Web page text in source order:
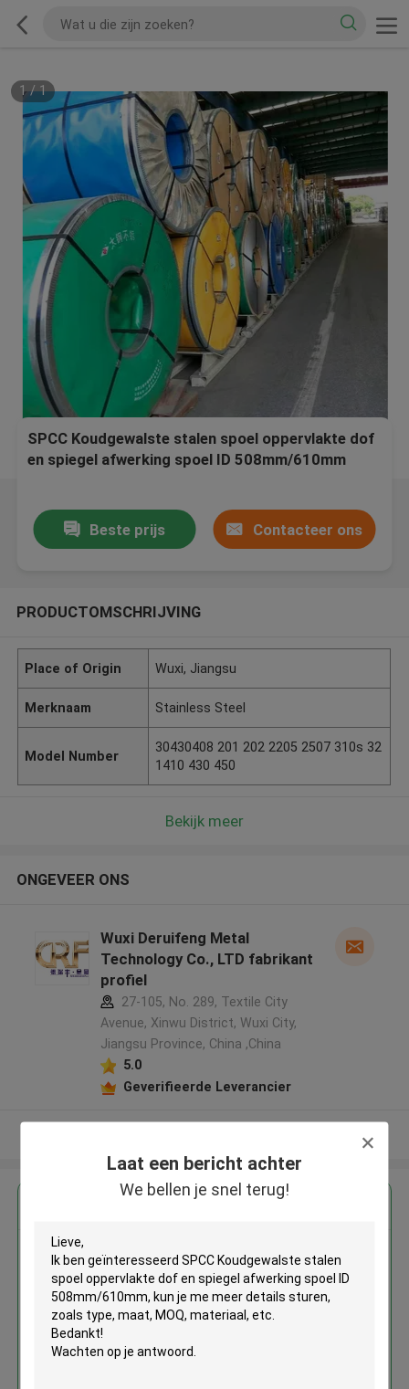
Laat een bericht achter
We bellen je snel terug!
1/1
SPCC Koudgewalste stalen spoel oppervlakte dof
en spiegel afwerking spoel ID 508mm/610mm
Beste prijs Contacteer ons
PRODUCTOMSCHRIJVING
Place of Origin Wuxi, Jiangsu
Merknaam Stainless Steel
Model Number
30430408 201 202 2205 2507 310s 32
1410 430 450
Bekijk meer
ONGEVEER ONS
Wuxi Deruifeng Metal
Technology Co., LTD fabrikant
profiel
27-105, No. 289, Textile City
Avenue, Xinwu District, Wuxi City,
Jiangsu Province, China ,China
5.0
Geverifieerde Leverancier
Krijg de beste prijs voor
SPCC Koudgewalste stalen
spoel oppervlakte dof en spiegel
afwerking spoel ID
508mm/610mm